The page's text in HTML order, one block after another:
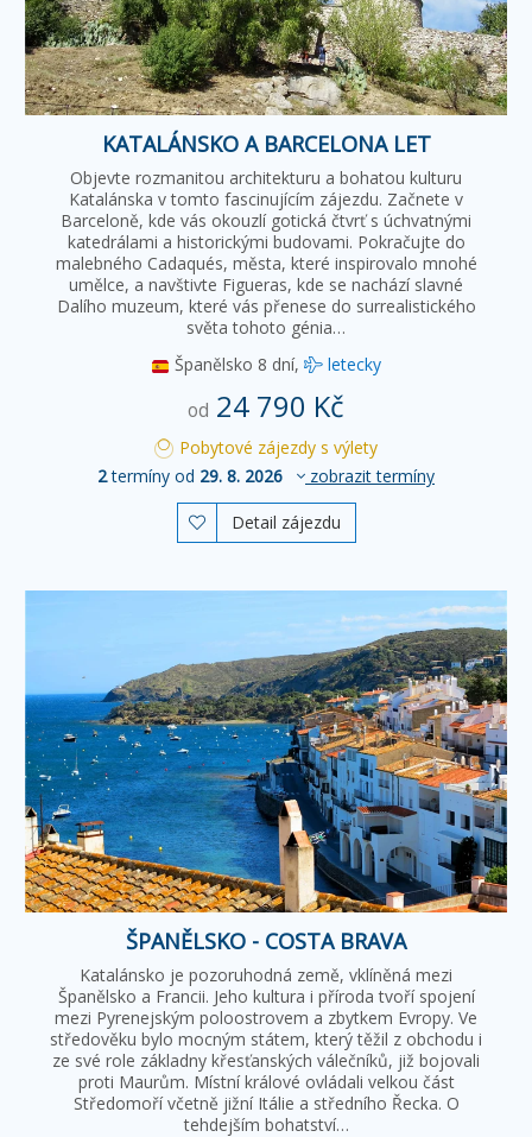
KATALÁNSKO A BARCELONA LET
Objevte rozmanitou architekturu a bohatou kulturu
Katalánska v tomto fascinujícím zájezdu. Začnete v
Barceloně, kde vás okouzlí gotická čtvrť s úchvatnými
katedrálami a historickými budovami. Pokračujte do
malebného Cadaqués, města, které inspirovalo mnohé
umělce, a navštivte Figueras, kde se nachází slavné
Dalího muzeum, které vás přenese do surrealistického
světa tohoto génia…
Španělsko 8 dní, letecky
od 24 790 Kč
Pobytové zájezdy s výlety
2termíny od 29. 8. 2026 zobrazit termíny
 Detail zájezdu
ŠPANĚLSKO - COSTA BRAVA
Katalánsko je pozoruhodná země, vklíněná mezi
Španělsko a Francii. Jeho kultura i příroda tvoří spojení
mezi Pyrenejským poloostrovem a zbytkem Evropy. Ve
středověku bylo mocným státem, který těžil z obchodu i
ze své role základny křesťanských válečníků, již bojovali
proti Maurům. Místní králové ovládali velkou část
Středomoří včetně jižní Itálie a středního Řecka. O
tehdejším bohatství…